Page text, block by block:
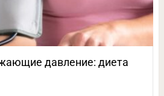
давление: диета